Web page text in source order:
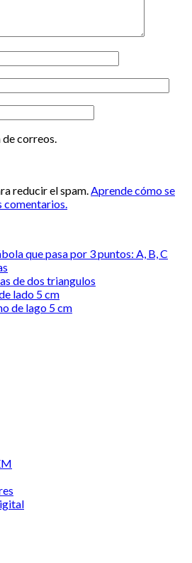
correos.
reducir el spam. Aprende cómo se
comentarios.
que pasa por 3 puntos: A, B, C
de dos triangulos
lado 5 cm
de lago 5 cm